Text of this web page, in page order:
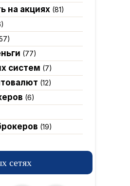
на акциях(81)
(77)
систем (7)
(12)
(6)
(19)
сетях